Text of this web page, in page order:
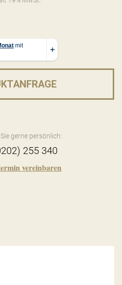
gerne persönlich:
255 340
vereinbaren